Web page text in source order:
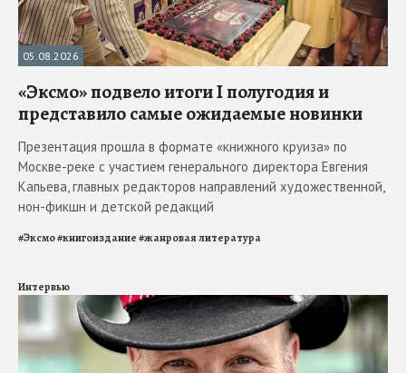
05.08.2026
«Эксмо» подвело итоги I полугодия и
представило самые ожидаемые новинки
Презентация прошла в формате «книжного круиза» по
Москве-реке с участием генерального директора Евгения
Капьева, главных редакторов направлений художественной,
нон-фикшн и детской редакций
#Эксмо#книгоиздание#жанровая литература
Интервью